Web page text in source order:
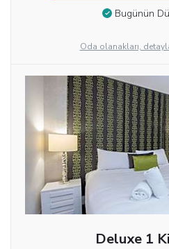
Bugünün
Oda olanakları,
Deluxe 1